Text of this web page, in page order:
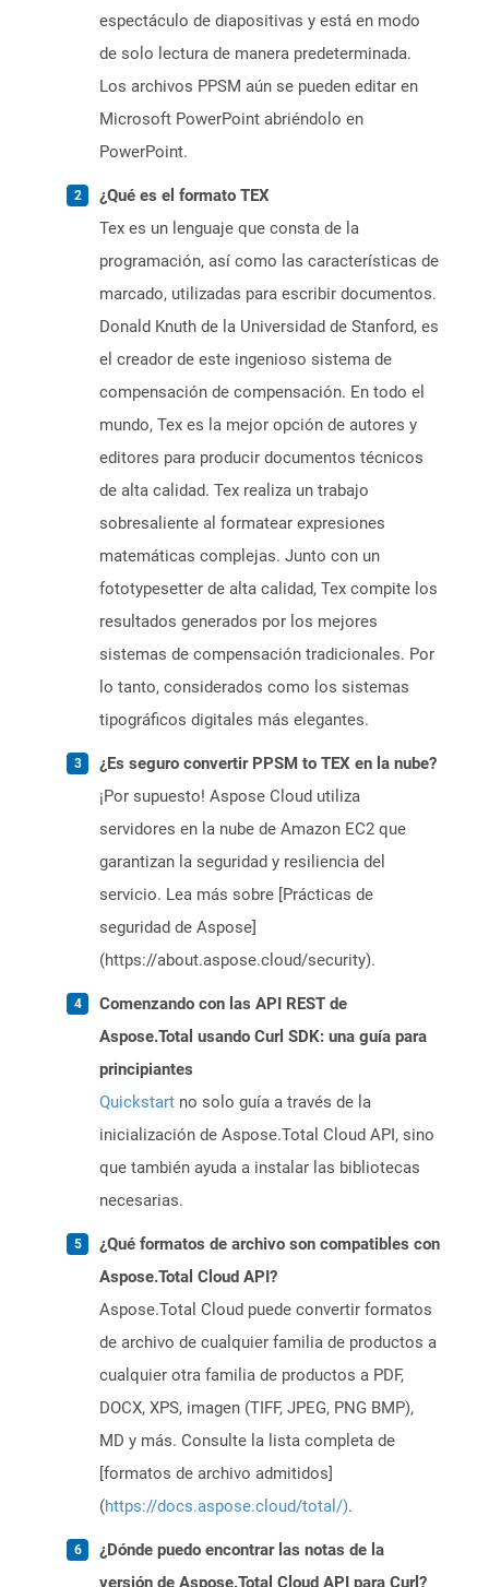
espectáculo de diapositivas y está en modo
de solo lectura de manera predeterminada.
Los archivos PPSM aún se pueden editar en
Microsoft PowerPoint abriéndolo en
PowerPoint.
¿Qué es el formato TEX
Tex es un lenguaje que consta de la
programación, así como las características de
marcado, utilizadas para escribir documentos.
Donald Knuth de la Universidad de Stanford, es
el creador de este ingenioso sistema de
compensación de compensación. En todo el
mundo, Tex es la mejor opción de autores y
editores para producir documentos técnicos
de alta calidad. Tex realiza un trabajo
sobresaliente al formatear expresiones
matemáticas complejas. Junto con un
fototypesetter de alta calidad, Tex compite los
resultados generados por los mejores
sistemas de compensación tradicionales. Por
lo tanto, considerados como los sistemas
tipográficos digitales más elegantes.
¿Es seguro convertir PPSM to TEX en la nube?
¡Por supuesto! Aspose Cloud utiliza
servidores en la nube de Amazon EC2 que
garantizan la seguridad y resiliencia del
servicio. Lea más sobre [Prácticas de
seguridad de Aspose]
(https://about.aspose.cloud/security).
Comenzando con las API REST de
Aspose.Total usando Curl SDK: una guía para
principiantes
Quickstart no solo guía a través de la
inicialización de Aspose.Total Cloud API, sino
que también ayuda a instalar las bibliotecas
necesarias.
¿Qué formatos de archivo son compatibles con
Aspose.Total Cloud API?
Aspose.Total Cloud puede convertir formatos
de archivo de cualquier familia de productos a
cualquier otra familia de productos a PDF,
DOCX, XPS, imagen (TIFF, JPEG, PNG BMP),
MD y más. Consulte la lista completa de
[formatos de archivo admitidos]
(https://docs.aspose.cloud/total/).
¿Dónde puedo encontrar las notas de la
versión de Aspose.Total Cloud API para Curl?